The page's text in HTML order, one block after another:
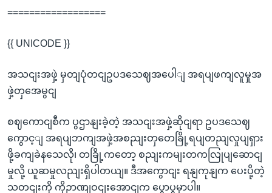
==================
{{ UNICODE }}
အသငျးအဖှဲ့ မှတျပုံတငျဥပဒသေဈအပေါျ အရပျဖကျလူမှုအ
ဖှဲ့တှအေမွငျ
စဈကောငျစီက ပွဌာနျးခဲ့တဲ့ အသငျးအဖှဲ့ဆိုငျရာ ဥပဒသေဈ
ကွောင့ျ အရပျဘကျအဖှဲ့အစညျးတှတေခြို့ရပျတညျလှုပျရှား
ဖို့ခကျခဲနသေလို၊ တခြို့ကတော့ စညျးကမျးတကလြုပျဆောငျ
မှုလို့ ယူဆမှုလညျးရှိပါတယျ။ ဒီအကွောငျး ရနျကုနျက ပေးပို့တဲ့
သတငျးကို ကိုဉာဏျဝငျးအောငျက ပွောပွမှာပါ။